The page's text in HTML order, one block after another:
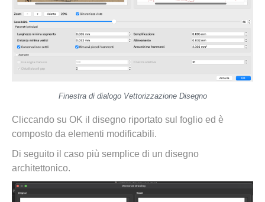
Finestra di dialogo Vettorizzazione Disegno
Cliccando su OK il disegno riportato sul foglio ed è
composto da elementi modificabili.
Di seguito il caso più semplice di un disegno
architettonico.